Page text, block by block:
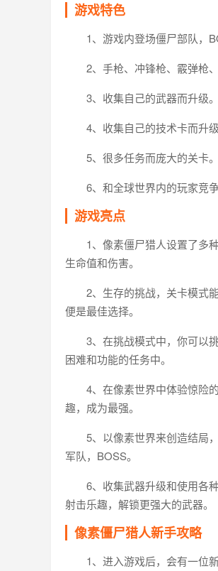
游戏特色
1、游戏内登场僵尸部队，
2、手枪、冲锋枪、霰弹枪
3、收集自己的武器而升级。
4、收集自己的技术卡而升级
5、很多任务而庞大的关卡。
6、和全球世界内的玩家竞
游戏亮点
1、像素僵尸猎人设置了多
生命值和伤害。
2、生存的挑战，关卡模式
便是最佳选择。
3、在挑战模式中，你可以
困难和功能的任务中。
4、在像素世界中体验惊险
趣，成为最强。
5、以像素世界来创造结局
军队，BOSS。
6、收集武器升级和使用各
射击乐趣，解锁更强大的武器。
像素僵尸猎人新手攻略
1、进入游戏后，会有一位